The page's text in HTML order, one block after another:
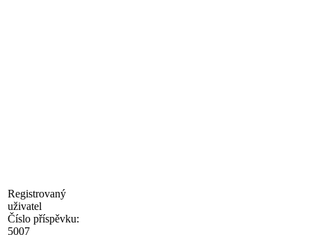
Registrovaný
uživatel
Číslo příspěvku:
5007